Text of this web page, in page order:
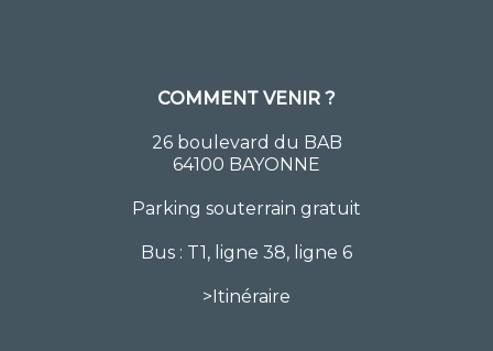
COMMENT VENIR ?
26 boulevard du BAB
64100 BAYONNE
Parking souterrain gratuit
Bus : T1, ligne 38, ligne 6
>Itinéraire